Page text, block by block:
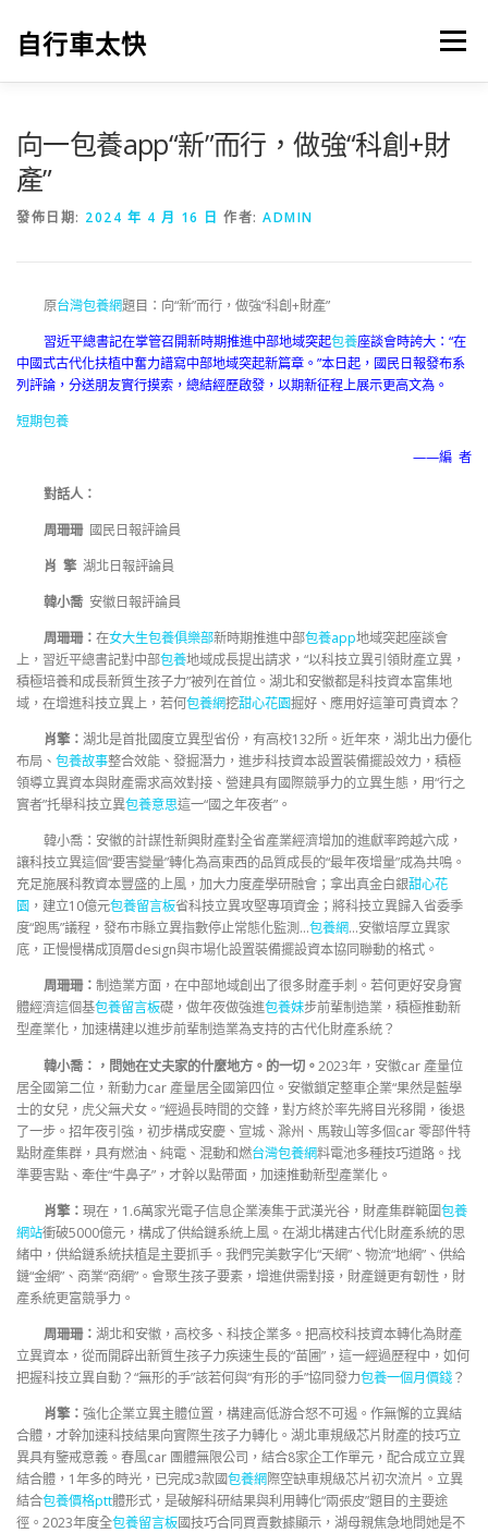
自行車太快 選單
向一包養app“新”而行，做強“科創+財
產”
發佈日期: 2024 年 4 月 16 日 作者: ADMIN
原台灣包養網題目：向“新”而行，做強“科創+財產”
習近平總書記在掌管召開新時期推進中部地域突起包養座談會時誇大：“在
中國式古代化扶植中奮力譜寫中部地域突起新篇章。”本日起，國民日報發布系
列評論，分送朋友實行摸索，總結經歷啟發，以期新征程上展示更高文為。
短期包養
——編 者
對話人：
周珊珊國民日報評論員
肖 擎湖北日報評論員
韓小喬安徽日報評論員
周珊珊： 在女大生包養俱樂部新時期推進中部包養app地域突起座談會
上，習近平總書記對中部包養地域成長提出請求，“以科技立異引領財產立異，
積極培養和成長新質生孩子力”被列在首位。湖北和安徽都是科技資本富集地
域，在增進科技立異上，若何包養網挖甜心花園掘好、應用好這筆可貴資本？
肖擎： 湖北是首批國度立異型省份，有高校132所。近年來，湖北出力優化
布局、 包養故事整合效能、發掘潛力，進步科技資本設置裝備擺設效力，積極
領導立異資本與財產需求高效對接、營建具有國際競爭力的立異生態，用“行之
實者”托舉科技立異包養意思這一“國之年夜者”。
韓小喬：安徽的計謀性新興財產對全省產業經濟增加的進獻率跨越六成，
讓科技立異這個“要害變量”轉化為高東西的品質成長的“最年夜增量”成為共鳴。
充足施展科教資本豐盛的上風，加大力度產學研融會；拿出真金白銀甜心花
園 ，建立10億元包養留言板省科技立異攻堅專項資金；將科技立異歸入省委季
度“跑馬”議程，發布市縣立異指數停止常態化監測…包養網…安徽培厚立異家
底，正慢慢構成頂層design與市場化設置裝備擺設資本協同聯動的格式。
周珊珊： 制造業方面，在中部地域創出了很多財產手刺。若何更好安身實
體經濟這個基包養留言板礎，做年夜做強進包養妹步前輩制造業，積極推動新
型產業化，加速構建以進步前輩制造業為支持的古代化財產系統？
韓小喬：，問她在丈夫家的什麼地方。的一切。2023年，安徽car 產量位
居全國第二位，新動力car 產量居全國第四位。安徽鎖定整車企業“果然是藍學
士的女兒，虎父無犬女。”經過長時間的交鋒，對方終於率先將目光移開，後退
了一步。招年夜引強，初步構成安慶、宣城、滁州、馬鞍山等多個car 零部件特
點財產集群，具有燃油、純電、混動和燃台灣包養網料電池多種技巧道路。找
準要害點、牽住“牛鼻子”，才幹以點帶面，加速推動新型產業化。
肖擎： 現在，1.6萬家光電子信息企業湊集于武漢光谷，財產集群範圍包養
網站衝破5000億元，構成了供給鏈系統上風。在湖北構建古代化財產系統的思
緒中，供給鏈系統扶植是主要抓手。我們完美數字化“天網”、物流“地網”、供給
鏈“金網”、商業“商網”。會聚生孩子要素，增進供需對接，財產鏈更有韌性，財
產系統更富競爭力。
周珊珊： 湖北和安徽，高校多、科技企業多。把高校科技資本轉化為財產
立異資本，從而開辟出新質生孩子力疾速生長的“苗圃”，這一經過歷程中，如何
把握科技立異自動？“無形的手”該若何與“有形的手”協同發力包養一個月價錢？
肖擎： 強化企業立異主體位置，構建高低游合怒不可遏。作無懈的立異結
合體，才幹加速科技結果向實際生孩子力轉化。湖北車規級芯片財產的技巧立
異具有鑒戒意義。春風car 團體無限公司，結合8家企工作單元，配合成立立異
結合體，1年多的時光，已完成3款國包養網際空缺車規級芯片初次流片。立異
結合包養價格ptt體形式，是破解科研結果與利用轉化“兩張皮”題目的主要途
徑。2023年度全包養留言板國技巧合同買賣數據顯示，湖母親焦急地問她是不